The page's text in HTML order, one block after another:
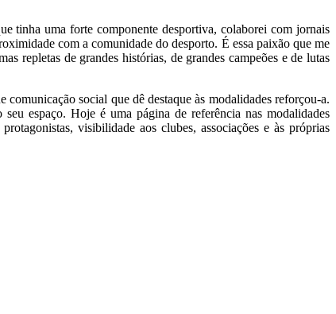
tinha uma forte componente desportiva, colaborei com jornais
com a comunidade do desporto. É essa paixão que me
repletas de grandes histórias, de grandes campeões e de lutas
social que dê destaque às modalidades reforçou-a.
espaço. Hoje é uma página de referência nas modalidades
visibilidade aos clubes, associações e às próprias